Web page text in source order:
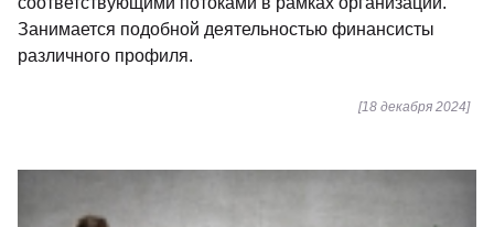
Занимается подобной деятельностью финансисты
различного профиля.
[18 декабря 2024]